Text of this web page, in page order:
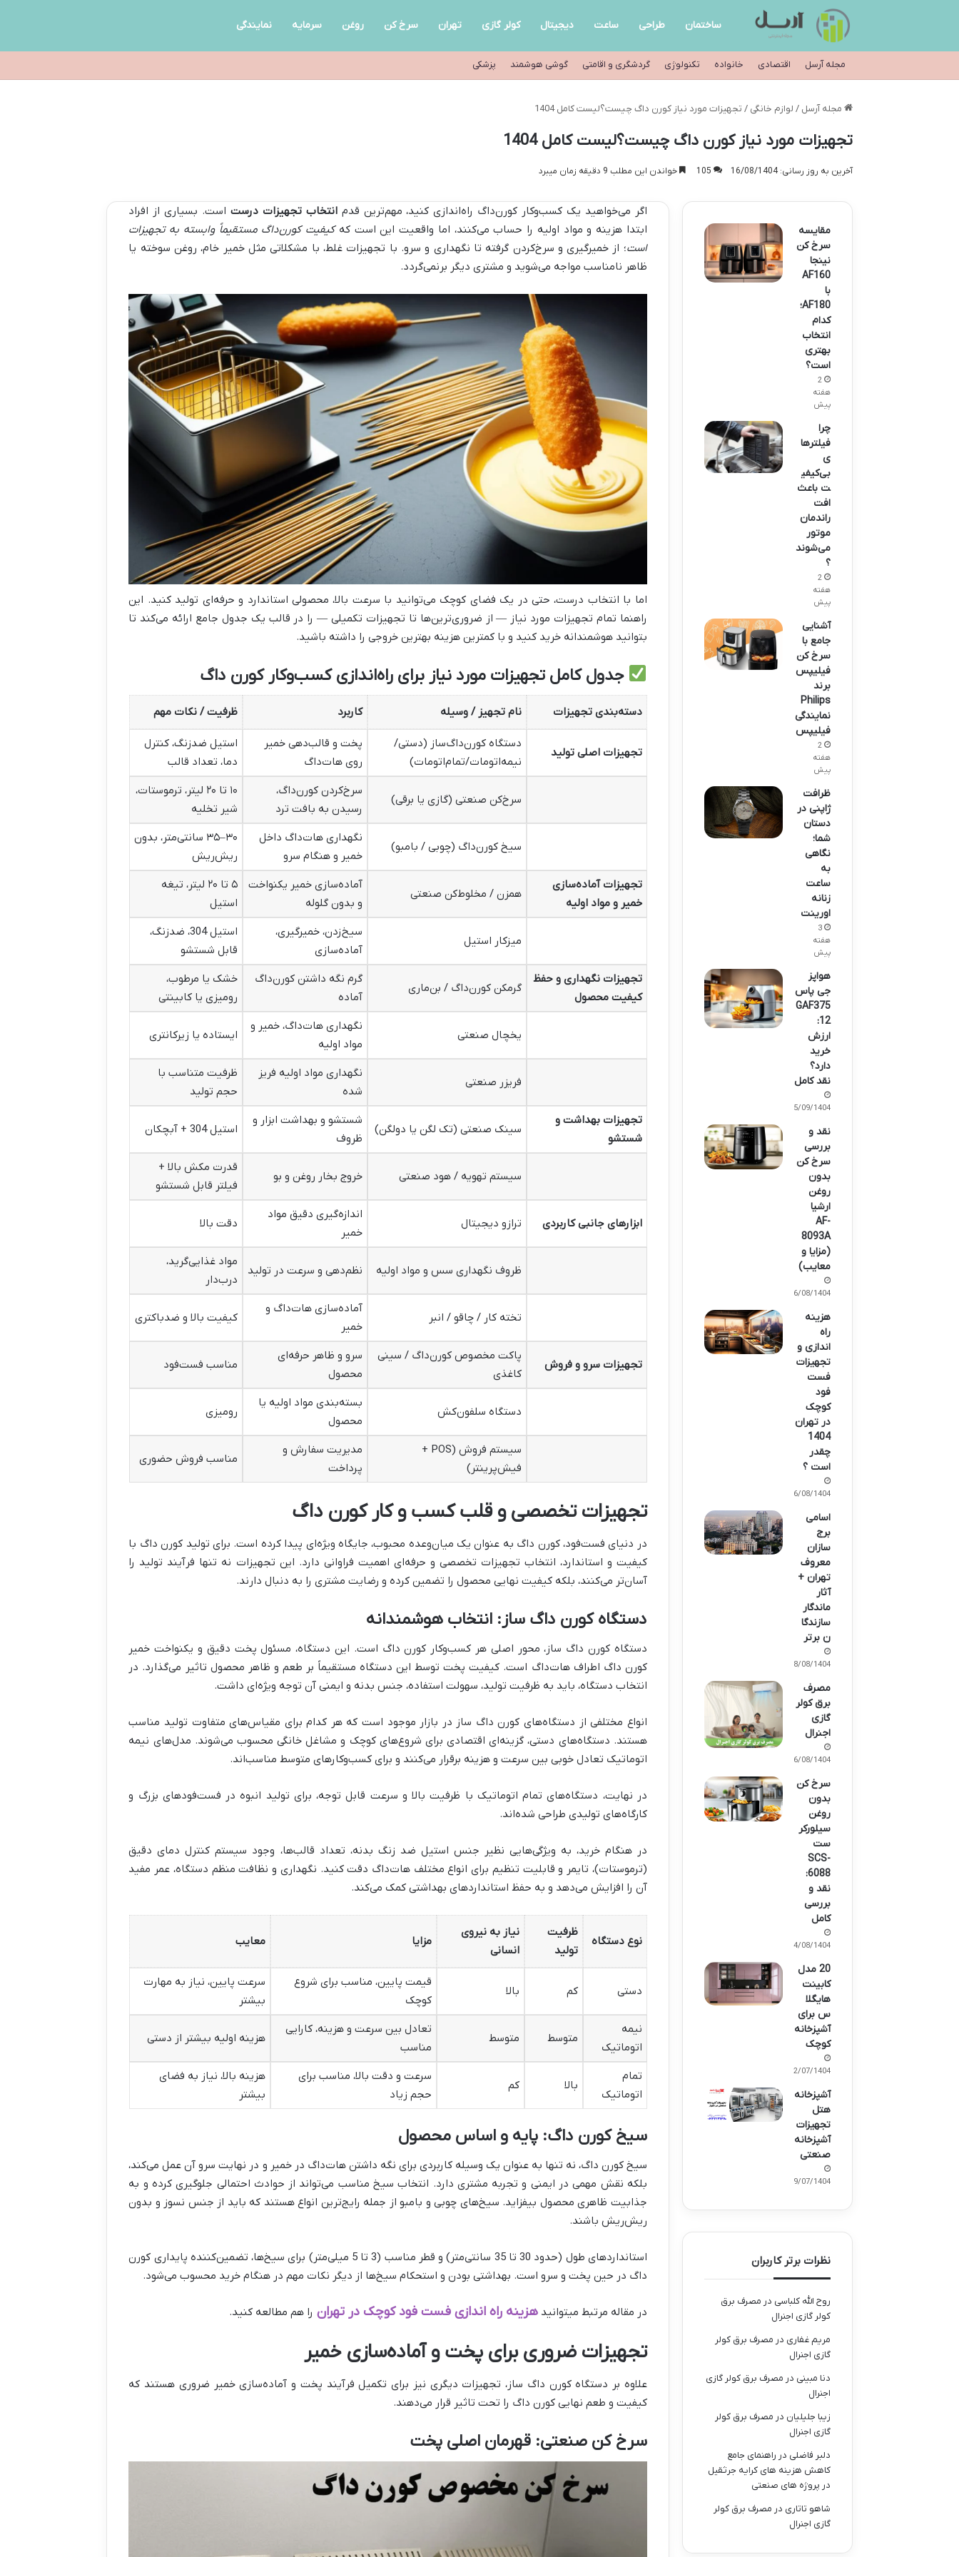
ساختمان طراحی ساعت دیجیتال کولر گازی تهران سرخ کن روغن سرمایه نمایندگی
مجله آرسل اقتصادی خانواده تکنولوژی گردشگری و اقامتی گوشی هوشمند پزشکی
مجله آرسل / لوازم خانگی / تجهیزات مورد نیاز کورن داگ چیست؟لیست کامل 1404
تجهیزات مورد نیاز کورن داگ چیست؟لیست کامل 1404
آخرین به روز رسانی: 16/08/1404 105 خواندن این مطلب 9 دقیقه زمان میبرد
اگر می‌خواهید یک کسب‌وکار کورن‌داگ راه‌اندازی کنید، مهم‌ترین قدمانتخاب تجهیزات درست است. بسیاری از افراد
ابتدا هزینه و مواد اولیه را حساب می‌کنند، اما واقعیت این است کهکیفیت کورن‌داگ مستقیماً وابسته به تجهیزات
است؛ از خمیرگیری و سرخ‌کردن گرفته تا نگهداری و سرو. با تجهیزات غلط، با مشکلاتی مثل خمیر خام، روغن سوخته یا
ظاهر نامناسب مواجه می‌شوید و مشتری دیگر برنمی‌گردد.
اما با انتخاب درست، حتی در یک فضای کوچک می‌توانید با سرعت بالا، محصولی استاندارد و حرفه‌ای تولید کنید. این
راهنما تمام تجهیزات مورد نیاز — از ضروری‌ترین‌ها تا تجهیزات تکمیلی — را در قالب یک جدول جامع ارائه می‌کند تا
بتوانید هوشمندانه خرید کنید و با کمترین هزینه بهترین خروجی را داشته باشید.
جدول کامل تجهیزات مورد نیاز برای راه‌اندازی کسب‌وکار کورن داگ
دسته‌بندی تجهیزات نام تجهیز / وسیله کاربرد ظرفیت / نکات مهم
تجهیزات اصلی تولید
دستگاه کورن‌داگ‌ساز (دستی/
نیمه‌اتومات/تمام‌اتومات)
پخت و قالب‌دهی خمیر
روی هات‌داگ
استیل ضدزنگ، کنترل
دما، تعداد قالب
سرخ‌کن صنعتی (گازی یا برقی)
سرخ‌کردن کورن‌داگ،
رسیدن به بافت ترد
۱۰ تا ۲۰ لیتر، ترموستات،
شیر تخلیه
سیخ کورن‌داگ (چوبی / بامبو)
نگهداری هات‌داگ داخل
خمیر و هنگام سرو
۳۰–۳۵ سانتی‌متر، بدون
ریش‌ریش
تجهیزات آماده‌سازی
خمیر و مواد اولیه
همزن / مخلوط‌کن صنعتی
آماده‌سازی خمیر یکنواخت
و بدون گلوله
۵ تا ۲۰ لیتر، تیغه
استیل
میزکار استیل
سیخ‌زدن، خمیرگیری،
آماده‌سازی
استیل 304، ضدزنگ،
قابل شستشو
تجهیزات نگهداری و حفظ
کیفیت محصول
گرمکن کورن‌داگ / بن‌ماری
گرم نگه داشتن کورن‌داگ
آماده
خشک یا مرطوب،
رومیزی یا کابینتی
یخچال صنعتی
نگهداری هات‌داگ، خمیر و
مواد اولیه
ایستاده یا زیرکانتری
فریزر صنعتی
نگهداری مواد اولیه فریز
شده
ظرفیت متناسب با
حجم تولید
تجهیزات بهداشت و
شستشو
سینک صنعتی (تک لگن یا دولگن)
شستشو و بهداشت ابزار و
ظروف
استیل 304 + آبچکان
سیستم تهویه / هود صنعتی خروج بخار روغن و بو
قدرت مکش بالا +
فیلتر قابل شستشو
ابزارهای جانبی کاربردی ترازو دیجیتال
اندازه‌گیری دقیق مواد
خمیر
دقت بالا
ظروف نگهداری سس و مواد اولیه نظم‌دهی و سرعت در تولید
مواد غذایی‌گرید،
درب‌دار
تخته کار / چاقو / انبر
آماده‌سازی هات‌داگ و
خمیر
کیفیت بالا و ضدباکتری
تجهیزات سرو و فروش
پاکت مخصوص کورن‌داگ / سینی
کاغذی
سرو و ظاهر حرفه‌ای
محصول
مناسب فست‌فود
دستگاه سلفون‌کش
بسته‌بندی مواد اولیه یا
محصول
رومیزی
سیستم فروش (POS +
فیش‌پرینتر)
مدیریت سفارش و
پرداخت
مناسب فروش حضوری
تجهیزات تخصصی و قلب کسب و کار کورن داگ
در دنیای فست‌فود، کورن داگ به عنوان یک میان‌وعده محبوب، جایگاه ویژه‌ای پیدا کرده است. برای تولید کورن داگ با
کیفیت و استاندارد، انتخاب تجهیزات تخصصی و حرفه‌ای اهمیت فراوانی دارد. این تجهیزات نه تنها فرآیند تولید را
آسان‌تر می‌کنند، بلکه کیفیت نهایی محصول را تضمین کرده و رضایت مشتری را به دنبال دارند.
دستگاه کورن داگ ساز: انتخاب هوشمندانه
دستگاه کورن داگ ساز، محور اصلی هر کسب‌وکار کورن داگ است. این دستگاه، مسئول پخت دقیق و یکنواخت خمیر
کورن داگ اطراف هات‌داگ است. کیفیت پخت توسط این دستگاه مستقیماً بر طعم و ظاهر محصول تاثیر می‌گذارد. در
انتخاب دستگاه، باید به ظرفیت تولید، سهولت استفاده، جنس بدنه و ایمنی آن توجه ویژه‌ای داشت.
انواع مختلفی از دستگاه‌های کورن داگ ساز در بازار موجود است که هر کدام برای مقیاس‌های متفاوت تولید مناسب
هستند. دستگاه‌های دستی، گزینه‌ای اقتصادی برای شروع‌های کوچک و مشاغل خانگی محسوب می‌شوند. مدل‌های نیمه
اتوماتیک تعادل خوبی بین سرعت و هزینه برقرار می‌کنند و برای کسب‌وکارهای متوسط مناسب‌اند.
در نهایت، دستگاه‌های تمام اتوماتیک با ظرفیت بالا و سرعت قابل توجه، برای تولید انبوه در فست‌فودهای بزرگ و
کارگاه‌های تولیدی طراحی شده‌اند.
در هنگام خرید، به ویژگی‌هایی نظیر جنس استیل ضد زنگ بدنه، تعداد قالب‌ها، وجود سیستم کنترل دمای دقیق
(ترموستات)، تایمر و قابلیت تنظیم برای انواع مختلف هات‌داگ دقت کنید. نگهداری و نظافت منظم دستگاه، عمر مفید
آن را افزایش می‌دهد و به حفظ استانداردهای بهداشتی کمک می‌کند.
نوع دستگاه
ظرفیت
تولید
نیاز به نیروی
انسانی
مزایا معایب
دستی کم بالا
قیمت پایین، مناسب برای شروع
کوچک
سرعت پایین، نیاز به مهارت
بیشتر
نیمه
اتوماتیک
متوسط متوسط
تعادل بین سرعت و هزینه، کارایی
مناسب
هزینه اولیه بیشتر از دستی
تمام
اتوماتیک
بالا کم
سرعت و دقت بالا، مناسب برای
حجم زیاد
هزینه بالا، نیاز به فضای
بیشتر
سیخ کورن داگ: پایه و اساس محصول
سیخ کورن داگ، نه تنها به عنوان یک وسیله کاربردی برای نگه داشتن هات‌داگ در خمیر و در نهایت سرو آن عمل می‌کند،
بلکه نقش مهمی در ایمنی و تجربه مشتری دارد. انتخاب سیخ مناسب می‌تواند از حوادث احتمالی جلوگیری کرده و به
جذابیت ظاهری محصول بیفزاید. سیخ‌های چوبی و بامبو از جمله رایج‌ترین انواع هستند که باید از جنس نسوز و بدون
ریش‌ریش باشند.
استانداردهای طول (حدود 30 تا 35 سانتی‌متر) و قطر مناسب (3 تا 5 میلی‌متر) برای سیخ‌ها، تضمین‌کننده پایداری کورن
داگ در حین پخت و سرو است. بهداشتی بودن و استحکام سیخ‌ها از دیگر نکات مهم در هنگام خرید محسوب می‌شود.
در مقاله مرتبط میتوانیدهزینه راه اندازی فست فود کوچک در تهران را هم مطالعه کنید.
تجهیزات ضروری برای پخت و آماده‌سازی خمیر
علاوه بر دستگاه کورن داگ ساز، تجهیزات دیگری نیز برای تکمیل فرآیند پخت و آماده‌سازی خمیر ضروری هستند که
کیفیت و طعم نهایی کورن داگ را تحت تاثیر قرار می‌دهند.
سرخ کن صنعتی: قهرمان اصلی پخت
مقایسه
سرخ کن
نینجا
AF160
با
AF180؛
کدام
انتخاب
بهتری
است؟
2
هفته
پیش
چرا
فیلترها
ی
بی‌کیفی
ت باعث
افت
راندمان
موتور
می‌شوند
؟
2
هفته
پیش
آشنایی
جامع با
سرخ کن
فیلیپس
برند
Philips
نمایندگی
فیلیپس
2
هفته
پیش
ظرافت
ژاپنی در
دستان
شما؛
نگاهی
به
ساعت
زنانه
اورینت
3
هفته
پیش
هواپز
جی پاس
GAF375
12:
ارزش
خرید
دارد؟
نقد کامل
05/09/1404
نقد و
بررسی
سرخ کن
بدون
روغن
ارشیا
AF-
8093A
(مزایا و
معایب)
16/08/1404
هزینه
راه
اندازی و
تجهیزات
فست
فود
کوچک
در تهران
1404
چقدر
است ؟
16/08/1404
اسامی
برج
سازان
معروف
تهران +
آثار
ماندگار
سازندگا
ن برتر
08/08/1404
مصرف
برق کولر
گازی
اجنرال
06/08/1404
سرخ کن
بدون
روغن
سیلورکر
ست
SCS-
6088:
نقد و
بررسی
کامل
04/08/1404
20 مدل
کابینت
هایگلا
س برای
آشپزخانه
کوچک
22/07/1404
آشپزخانه
هتل
تجهیزات
آشپزخانه
صنعتی
19/07/1404
نظرات برتر کاربران
روح الله کلباسی در مصرف برق
کولر گازی اجنرال
مریم غفاری در مصرف برق کولر
گازی اجنرال
دنا مبینی در مصرف برق کولر گازی
اجنرال
زیبا جلیلیان در مصرف برق کولر
گازی اجنرال
دلبر فاضلی در راهنمای جامع
کاهش هزینه های کرایه جرثقیل
در پروژه های صنعتی
شاهو تاتاری در مصرف برق کولر
گازی اجنرال